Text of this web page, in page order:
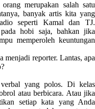
merupakan salah satu
banyak artis kita yang
seperti Kamal dan TJ.
hobi saja, bahkan jika
memperoleh keuntungan
menjadi reporter. Lantas, apa
verbal yang polos. Di kelas
atau berbicara. Atau jika
setiap kata yang Anda